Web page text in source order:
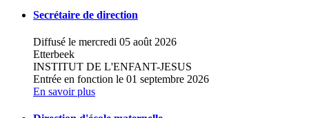
Secrétaire de direction
Diffusé le mercredi 05 août 2026
Etterbeek
INSTITUT DE L'ENFANT-JESUS
Entrée en fonction le 01 septembre 2026
En savoir plus